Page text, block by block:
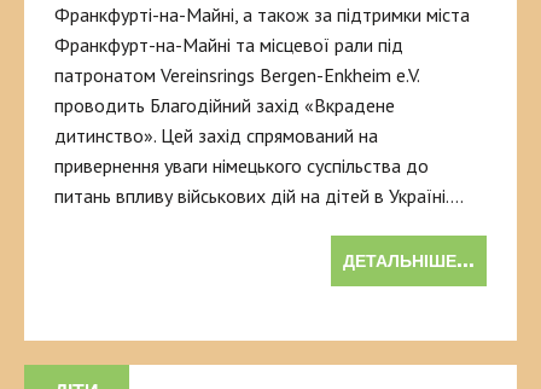
Франкфурті-на-Майні, а також за підтримки міста
Франкфурт-на-Майні та місцевої рали під
патронатом Vereinsrings Bergen-Enkheim e.V.
проводить Благодійний захід «Вкрадене
дитинство». Цей захід спрямований на
привернення уваги німецького суспільства до
питань впливу військових дій на дітей в Україні….
ДЕТАЛЬНІШЕ...